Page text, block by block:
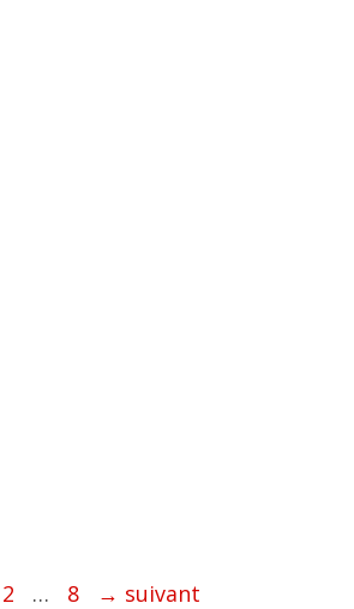
Page
2 … Page
8 → suivant